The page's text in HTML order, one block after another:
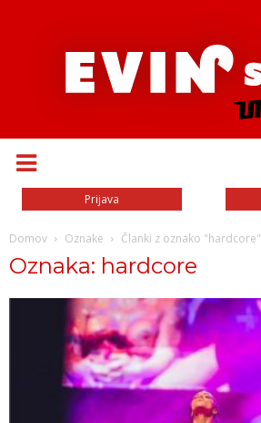
Prijava
Domov Oznake Članki z oznako "hardcore"
Oznaka: hardcore